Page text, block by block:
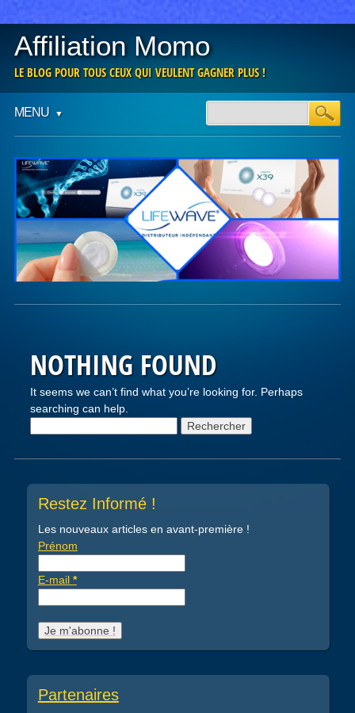
Affiliation Momo
LE BLOG POUR TOUS CEUX QUI VEULENT GAGNER PLUS !
Main menu
content
MENU
NOTHING FOUND
It seems we can’t find what you’re looking for. Perhaps
searching can help.
Restez Informé !
Les nouveaux articles en avant-première !
Prénom
E-mail *
Partenaires